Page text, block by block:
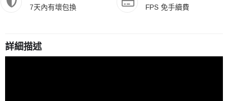
7天內有壞包換 FPS 免手續費
詳細描述